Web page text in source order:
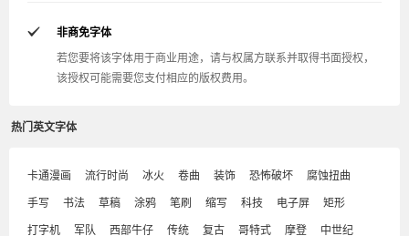
非商免字体
若您要将该字体用于商业用途，请与权属方联系并取得书面授权，
该授权可能需要您支付相应的版权费用。
热门英文字体
卡通漫画 流行时尚 冰火 卷曲 装饰 恐怖破坏
腐蚀扭曲
手写
书法 草稿 涂鸦 笔刷 缩写 科技 电子屏
矩形
打字机
军队 西部牛仔 传统 复古 哥特式 摩登
中世纪